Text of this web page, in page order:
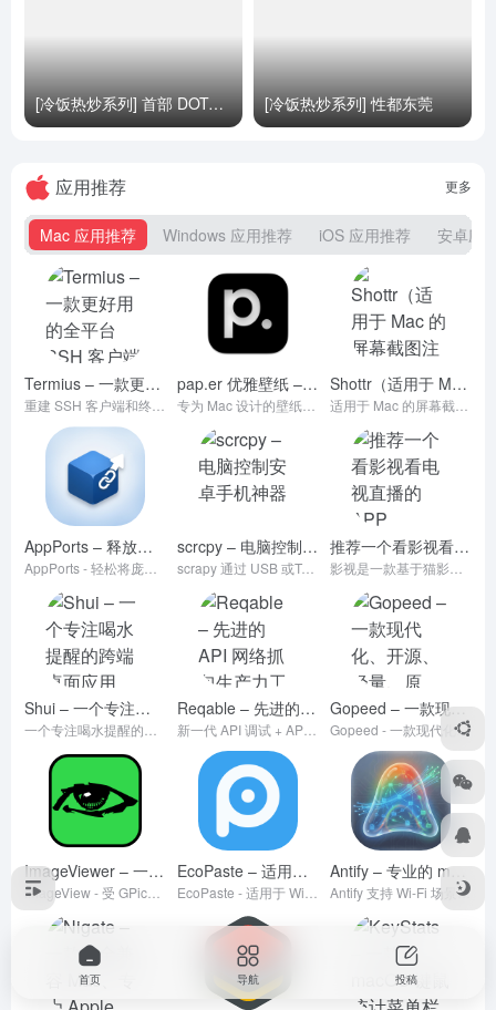
[冷饭热炒系列] 首部 DOTA2 纪录片 [冷饭热炒系列] 性都东莞
应用推荐
Mac 应用推荐 Windows 应用推荐 iOS 应用推荐 安卓应
更多
Termius – 一款更好用的全平台 SSH 客户端（官方版 + macOS asar 破解） pap.er 优雅壁纸 – 专为 Mac 设计的壁纸应用，每天享受来自全球新鲜精美的壁纸
专为 Mac 设计的壁纸应用，每天享受来自全球新鲜精美的壁纸
Shottr（适用于 Mac 的屏幕截图注释工具）（官方版 + 无需破解）
适用于 Mac 的屏幕截图注释工具
AppPorts – 释放你的 Mac 空间 | macOS 应用迁移工具
- v1.8.0
scrcpy – 电脑控制安卓手机神器
- v4.0
scrapy 通过 USB 或TCP/IP连接的 Android 设备（视频和音频），并允许使用计算机的键盘和鼠标控制设备。它不需要任何 root 访问权限，适用于Linux、Windows 和 macOS。
推荐一个看影视看电视直播的 APP
影视是一款基于猫影视开源的CatVodTVJarLoader项目，从零开始写。非常简洁清爽且功能强大。界面上采用 Android TV Leanback架构，播放器采用最新版EXO及IJK开源专案的智能电视软件，使用体验感舒适，支持电视直播功能，界面非常简洁，没有花里胡哨的内容，有手机版和电视版两个版本，用户只需要配置相关地址（接口）就可以使用。
Shui – 一个专注喝水提醒的跨端桌面应用
- v0.2.20
Reqable – 先进的 API 网络抓包生产力工具
新一代 API 调试 + API 测试一站化解决方案,全平台、免登录、轻量级、高性能、无广告，让 API 更快更简单
Gopeed – 一款现代化、开源、轻量、原生、支持各种协议下载的下载器
Gopeed - 一款现代化的下载器，开源、轻量、原生，支持（HTTP、BitTorrent、Magnet 等）协议下载。
ImageViewer – 一款简单好用的跨平台图像图片查看器
- Version 1.9.0
EcoPaste – 适用于 Windows、 Macos 和 Linux 的开源免费剪贴板管理工具 Antify – 专业的 macOS 应用级透明代理工具
Antify 支持 Wi-Fi 场景自动切换、实时连接监控、CLI 工具代理、DNS 防污染、子进程自动识别。解决 Xcode/SwiftPM 慢、Claude/Cursor 不走代理。比 Proxifier 更智能，比 Little Snitch 更轻量。
首页 导航 投稿